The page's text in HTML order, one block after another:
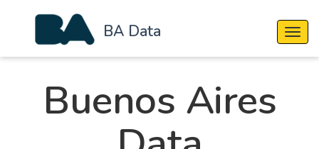
BA Data
Buenos Aires